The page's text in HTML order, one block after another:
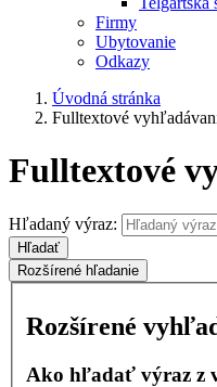
Firmy
Ubytovanie
Odkazy
Úvodná stránka
Fulltextové
Fulltextové
Hľadaný výraz:
Hľadať
Rozšírené hľadanie
Rozšírené
Ako hľadať výraz z